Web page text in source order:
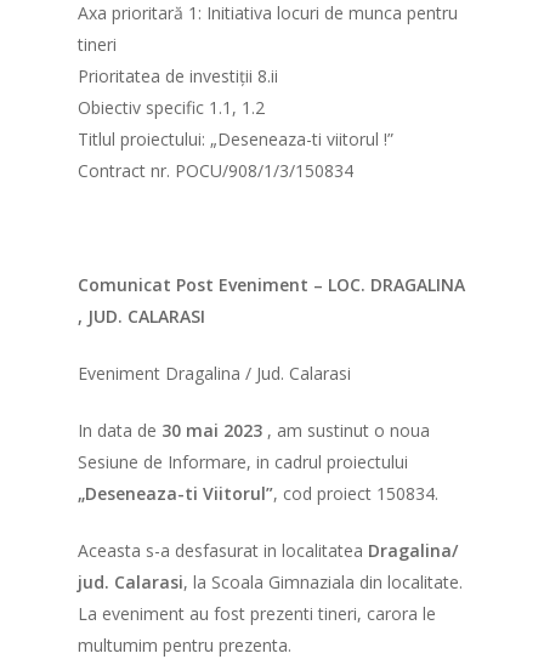
Axa prioritară 1: Initiativa locuri de munca pentru
tineri
Prioritatea de investiții 8.ii
Obiectiv specific 1.1, 1.2
Titlul proiectului: „Deseneaza-ti viitorul !”
Contract nr. POCU/908/1/3/150834
Comunicat Post Eveniment – LOC. DRAGALINA
, JUD. CALARASI
Eveniment Dragalina / Jud. Calarasi
In data de 30 mai 2023 , am sustinut o noua
Sesiune de Informare, in cadrul proiectului
„Deseneaza-ti Viitorul”, cod proiect 150834.
Aceasta s-a desfasurat in localitatea Dragalina/
jud. Calarasi, la Scoala Gimnaziala din localitate.
La eveniment au fost prezenti tineri, carora le
multumim pentru prezenta.